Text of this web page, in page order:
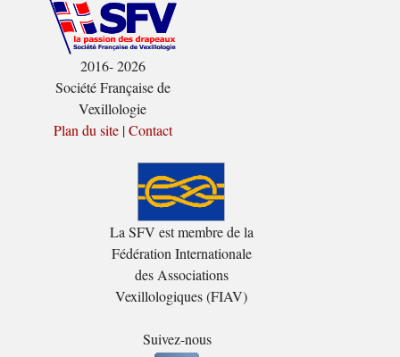
2016- 2026
Société Française de
Vexillologie
Plan du site|Contact
La SFV est membre de la
Fédération Internationale
des Associations
Vexillologiques (FIAV)
Suivez-nous